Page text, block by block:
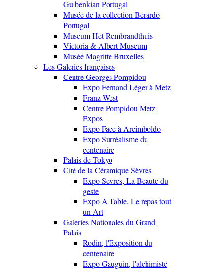
Gulbenkian Portugal
Musée de la collection Berardo
Portugal
Museum Het Rembrandthuis
Victoria & Albert Museum
Musée Magritte Bruxelles
Les Galeries françaises
Centre Georges Pompidou
Expo Fernand Léger à Metz
Franz West
Centre Pompidou Metz
Expos
Expo Face à Arcimboldo
Expo Surréalisme du
centenaire
Palais de Tokyo
Cité de la Céramique Sèvres
Expo Sevres, La Beaute du
geste
Expo A Table, Le repas tout
un Art
Galeries Nationales du Grand
Palais
Rodin, l'Exposition du
centenaire
Expo Gauguin, l'alchimiste